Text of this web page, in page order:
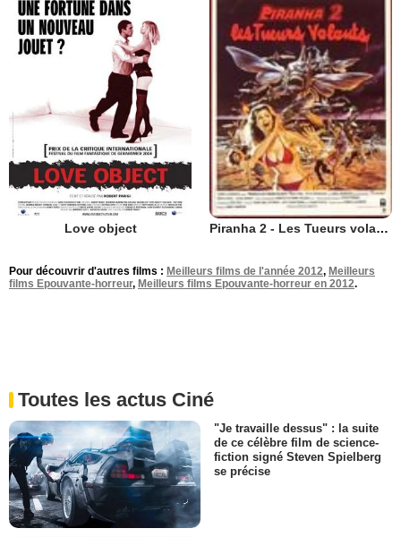
Love object Piranha 2 - Les Tueurs volants
Pour découvrir d'autres films : Meilleurs films de l'année 2012, Meilleurs
films Epouvante-horreur, Meilleurs films Epouvante-horreur en 2012.
Toutes les actus Ciné
"Je travaille dessus" : la suite
de ce célèbre film de science-
fiction signé Steven Spielberg
se précise